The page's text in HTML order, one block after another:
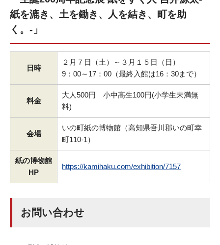
紙を漉き、土を鋤き、人を結き、町を助
く。‐」
日時
２月７日（土）～３月１５日（日）
9：00～17：00（最終入館は16：30まで）
料金
大人500円 小中高生100円(小学生未満無
料)
会場
いの町紙の博物館（高知県吾川郡いの町幸
町110-1）
紙の博物館
HP
https://kamihaku.com/exhibition/7157
お問い合わせ